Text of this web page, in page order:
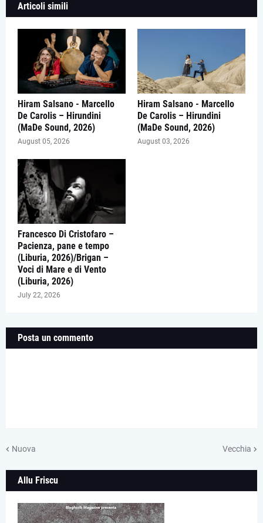
Articoli simili
Hiram Salsano - Marcello
De Carolis – Hirundini
(MaDe Sound, 2026)
August 05, 2026
Hiram Salsano - Marcello
De Carolis – Hirundini
(MaDe Sound, 2026)
August 03, 2026
Francesco Di Cristofaro –
Pacienza, pane e tempo
(Liburia, 2026)/Brigan –
Voci di Mare e di Vento
(Liburia, 2026)
July 22, 2026
Posta un commento
Nuova Vecchia
Allu Friscu